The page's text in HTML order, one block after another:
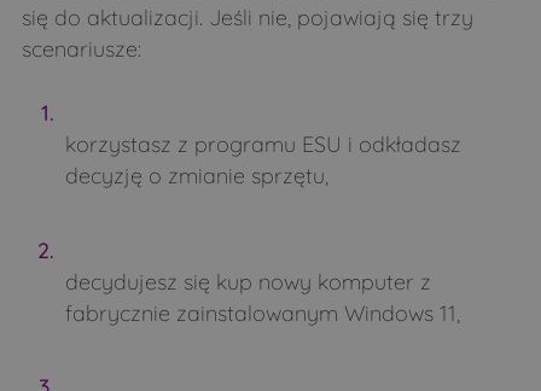
się do aktualizacji. Jeśli nie, pojawiają się trzy
scenariusze:
korzystasz z programu ESU i odkładasz
decyzję o zmianie sprzętu,
decydujesz się kup nowy komputer z
fabrycznie zainstalowanym Windows 11,